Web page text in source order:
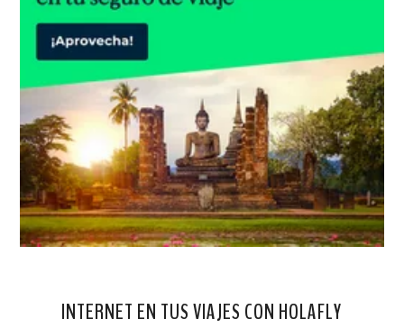
INTERNET EN TUS VIAJES CON HOLAFLY